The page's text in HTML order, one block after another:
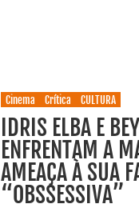
Cinema Crítica CULTURA
IDRIS ELBA E
ENFRENTAM A
AMEAÇA À SUA
“OBSSESSIVA”